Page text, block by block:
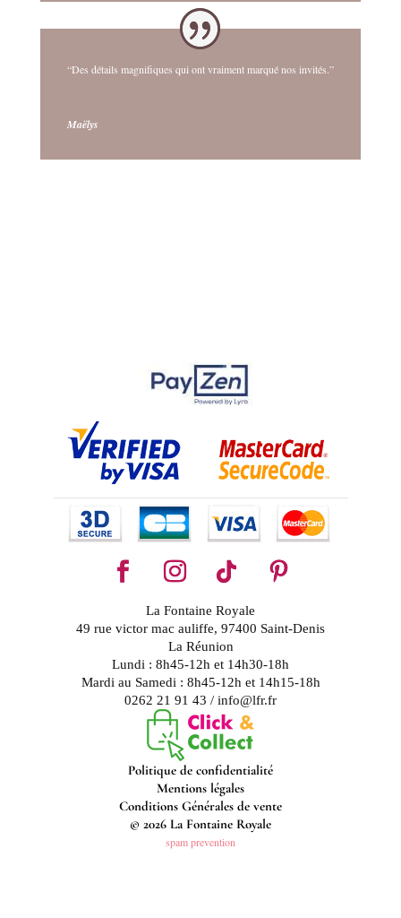
“Des détails magnifiques qui ont vraiment marqué nos invités.”
Maëlys
La Fontaine Royale
49 rue victor mac auliffe, 97400 Saint-Denis
La Réunion
Lundi : 8h45-12h et 14h30-18h
Mardi au Samedi : 8h45-12h et 14h15-18h
0262 21 91 43 / info@lfr.fr
Politique de confidentialité
Mentions légales
Conditions Générales de vente
© 2026 La Fontaine Royale
spam prevention